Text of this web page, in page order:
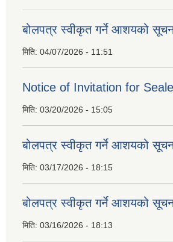
बोलपत्र स्वीकृत गर्ने आशयको
मिति: 04/07/2026 - 11:51
Notice of Invitation for
मिति: 03/20/2026 - 15:05
बोलपत्र स्वीकृत गर्ने आशयको
मिति: 03/17/2026 - 18:15
बोलपत्र स्वीकृत गर्ने आशयको
मिति: 03/16/2026 - 18:13